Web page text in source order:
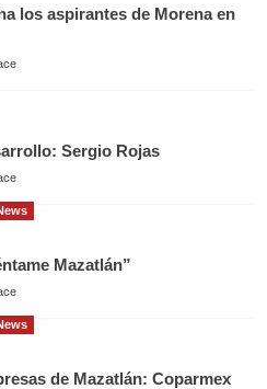
los aspirantes de Morena en
Sergio Rojas
Mazatlán”
de Mazatlán: Coparmex